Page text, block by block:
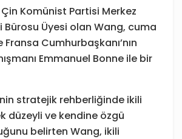
Komünist Partisi Merkez
Bürosu Üyesi olan Wang, cuma
Fransa Cumhurbaşkanı’nın
Emmanuel Bonne ile bir
stratejik rehberliğinde ikili
düzeyli ve kendine özgü
belirten Wang, ikili